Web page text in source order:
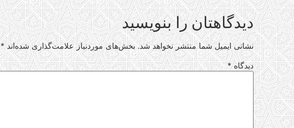
دیدگاهتان را بنویسید
نشانی ایمیل شما منتشر نخواهد شد. بخش‌های موردنیاز علامت‌گذاری شده‌اند*
دیدگاه*